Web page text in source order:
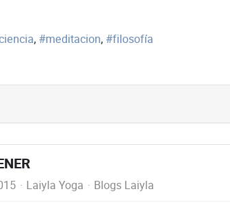
meditacion filosofía
Laiyla Yoga Blogs Laiyla